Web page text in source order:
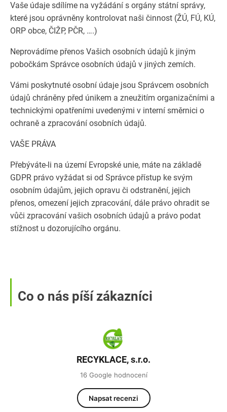
Vaše údaje sdílíme na vyžádání s orgány státní správy,
které jsou oprávněny kontrolovat naši činnost (ŽÚ, FÚ, KÚ,
ORP obce, ČIŽP, PČR, ….)
Neprovádíme přenos Vašich osobních údajů k jiným
pobočkám Správce osobních údajů v jiných zemích.
Vámi poskytnuté osobní údaje jsou Správcem osobních
údajů chráněny před únikem a zneužitím organizačními a
technickými opatřeními uvedenými v interní směrnici o
ochraně a zpracování osobních údajů.
VAŠE PRÁVA
Přebýváte-li na území Evropské unie, máte na základě
GDPR právo vyžádat si od Správce přístup ke svým
osobním údajům, jejich opravu či odstranění, jejich
přenos, omezení jejich zpracování, dále právo ohradit se
vůči zpracování vašich osobních údajů a právo podat
stížnost u dozorujícího orgánu.
Co o nás píší zákazníci
RECYKLACE, s.r.o.
16 Google hodnocení
Napsat recenzi